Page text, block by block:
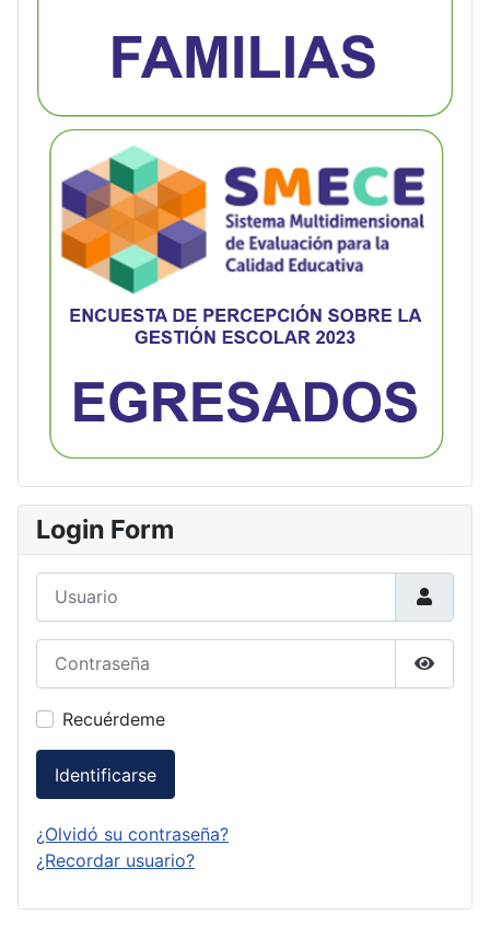
Login Form
Recuérdeme
Identificarse
¿Olvidó su contraseña?
¿Recordar usuario?